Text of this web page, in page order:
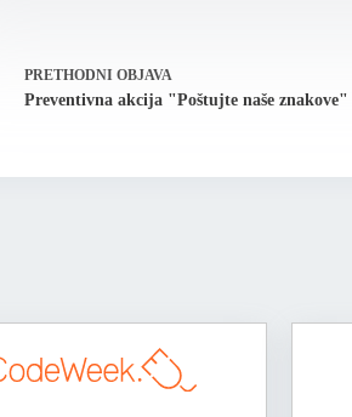
PRETHODNI OBJAVA
Preventivna akcija "Poštujte naše znakove"